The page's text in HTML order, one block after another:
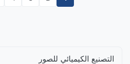
التصنيع الكيميائي للصور